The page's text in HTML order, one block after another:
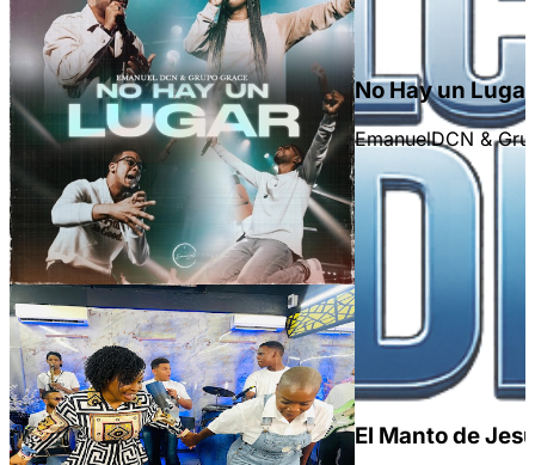
No Hay un Lugar
EmanuelDCN &
El Manto de
en la parte superior derecha.